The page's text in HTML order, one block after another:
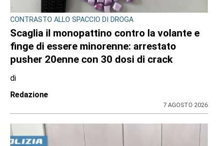
CONTRASTO ALLO SPACCIO DI DROGA
Scaglia il monopattino contro la volante e
finge di essere minorenne: arrestato
pusher 20enne con 30 dosi di crack
di
Redazione
7 AGOSTO 2026